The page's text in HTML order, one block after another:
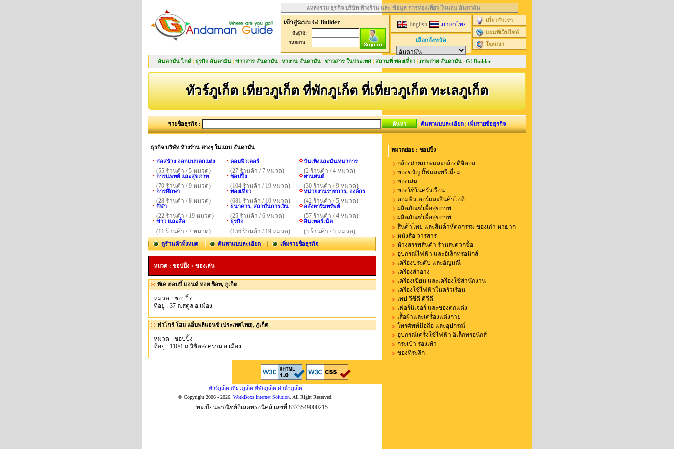
แหล่งรวม ธุรกิจ บริษัท ห้างร้าน และ ข้อมูล การท่องเที่ยว ในแถบ อันดามัน
เข้าสู่ระบบ G! Builder
ชื่อผู้ใช้ :
รหัสผ่าน :
English ภาษาไทย
เลือกจังหวัด
เกี่ยวกับเรา
แผนที่เว็บไซต์
โฆษณา
อันดามัน ไกด์ | ธุรกิจ อันดามัน | ข่าวสาร อันดามัน | หางาน อันดามัน | ข่าวสาร ในประเทศ| สถานที่ ท่องเที่ยว | ภาพถ่าย อันดามัน | G! Builder
ทัวร์ภูเก็ต เที่ยวภูเก็ต ที่พักภูเก็ต ที่เที่ยวภูเก็ต ทะเลภูเก็ต
รายชื่อธุรกิจ : ค้นหาแบบละเอียด|เพิ่มรายชื่อธุรกิจ
ธุรกิจ บริษัท ห้างร้าน ต่างๆ ในแถบ อันดามัน
ก่อสร้าง ออกแบบตกแต่ง
(55 ร้านค้า / 5 หมวด)
การแพทย์ และสุขภาพ
(70 ร้านค้า / 9 หมวด)
การศึกษา
(28 ร้านค้า / 8 หมวด)
กีฬา
(22 ร้านค้า / 19 หมวด)
ข่าว และสื่อ
(11 ร้านค้า / 7 หมวด)
คอมพิวเตอร์
(27 ร้านค้า / 7 หมวด)
ชอปปิ้ง
(104 ร้านค้า / 19 หมวด)
ท่องเที่ยว
(681 ร้านค้า / 10 หมวด)
ธนาคาร, สถาบันการเงิน
(25 ร้านค้า / 6 หมวด)
ธุรกิจ
(156 ร้านค้า / 19 หมวด)
บันเทิงและนันทนาการ
(2 ร้านค้า / 4 หมวด)
ยานยนต์
(30 ร้านค้า / 9 หมวด)
หน่วยงานราชการ, องค์กร
(42 ร้านค้า / 5 หมวด)
อสังหาริมทรัพย์
(57 ร้านค้า / 4 หมวด)
อินเทอร์เน็ต
(3 ร้านค้า / 3 หมวด)
หมวดย่อย : ชอปปิ้ง
กล้องถ่ายภาพและกล้องดิจิตอล
ของขวัญ กิ๊ฟและพรีเมี่ยม
ของเล่น
ของใช้ในครัวเรือน
คอมพิวเตอร์และสินค้าไอที
ผลิตภัณฑ์เพื่อสุขภาพ
ผลิตภัณฑ์เพื่อสุขภาพ
สินค้าไทย และสินค้าหัตถกรรม ของเก่า หายาก
หนังสือ วารสาร
ห้างสรรพสินค้า ร้านสะดวกซื้อ
อุปกรณ์ไฟฟ้า และอิเล็กทรอนิกส์
เครื่องประดับ และอัญมณี
เครื่องสำอาง
เครื่องเขียน และเครื่องใช้สำนักงาน
เครื่องใช้ไฟฟ้าในครัวเรือน
เทป วีซีดี ดีวีดี
เฟอร์นิเจอร์ และของตกแต่ง
เสื้อผ้าและเครื่องแต่งกาย
โทรศัพท์มือถือ และอุปกรณ์
อุปกรณ์เครื่งใช้ไฟฟ้า อิเล็กทรอนิกส์
กระเป๋า รองเท้า
ของที่ระลึก
ดูร้านค้าทั้งหมด ค้นหาแบบละเอียด เพิ่มรายชื่อธุรกิจ
หมวด : ชอปปิ้ง > ของเล่น
พีเค ฮอบบี้ แอนด์ ทอย ช็อพ, ภูเก็ต
หมวด : ชอปปิ้ง
ที่อยู่ : 37 ถ.สตูล อ.เมือง
ฟาโกร์ โฮม แอ็บพลิแอนซ์ (ประเทศไทย), ภูเก็ต
หมวด : ชอปปิ้ง
ที่อยู่ : 110/1 ถ.วิชิตสงคราม อ.เมือง
ทัวร์ภูเก็ต เที่ยวภูเก็ต ที่พักภูเก็ต ดำน้ำภูเก็ต
© Copyright 2006 - 2026. WorkBoxs Internet Solution. All Right Reserved.
ทะเบียนพาณิชย์อีเลคทรอนิคส์ เลขที่ 8373549000215